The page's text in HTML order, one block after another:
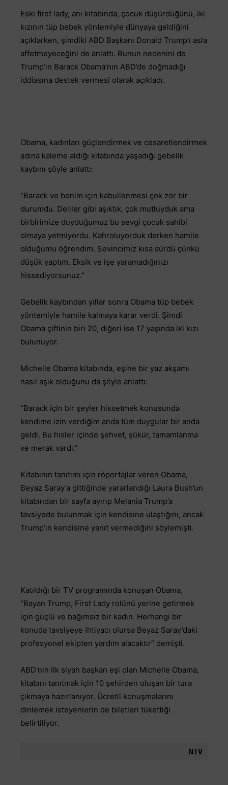
Eski first lady, anı kitabında, çocuk düşürdüğünü, iki
kızının tüp bebek yöntemiyle dünyaya geldiğini
açıklarken, şimdiki ABD Başkanı Donald Trump’ı asla
affetmeyeceğini de anlattı. Bunun nedenini de
Trump’ın Barack Obama’nın ABD’de doğmadığı
iddiasına destek vermesi olarak açıkladı.
Obama, kadınları güçlendirmek ve cesaretlendirmek
adına kaleme aldığı kitabında yaşadığı gebelik
kaybını şöyle anlattı:
“Barack ve benim için kabullenmesi çok zor bir
durumdu. Deliler gibi aşıktık, çok mutluyduk ama
birbirimize duyduğumuz bu sevgi çocuk sahibi
olmaya yetmiyordu. Kahroluyorduk derken hamile
olduğumu öğrendim. Sevincimiz kısa sürdü çünkü
düşük yaptım. Eksik ve işe yaramadığınızı
hissediyorsunuz.”
Gebelik kaybından yıllar sonra Obama tüp bebek
yöntemiyle hamile kalmaya karar verdi. Şimdi
Obama çiftinin biri 20, diğeri ise 17 yaşında iki kızı
bulunuyor.
Michelle Obama kitabında, eşine bir yaz akşamı
nasıl aşık olduğunu da şöyle anlattı:
“Barack için bir şeyler hissetmek konusunda
kendime izin verdiğim anda tüm duygular bir anda
geldi. Bu hisler içinde şehvet, şükür, tamamlanma
ve merak vardı.”
Kitabının tanıtımı için röportajlar veren Obama,
Beyaz Saray’a gittiğinde yararlandığı Laura Bush’un
kitabından bir sayfa ayırıp Melania Trump’a
tavsiyede bulunmak için kendisine ulaştığını, ancak
Trump’ın kendisine yanıt vermediğini söylemişti.
Katıldığı bir TV programında konuşan Obama,
“Bayan Trump, First Lady rolünü yerine getirmek
için güçlü ve bağımsız bir kadın. Herhangi bir
konuda tavsiyeye ihtiyacı olursa Beyaz Saray’daki
profesyonel ekipten yardım alacaktır” demişti.
ABD’nin ilk siyah başkan eşi olan Michelle Obama,
kitabını tanıtmak için 10 şehirden oluşan bir tura
çıkmaya hazırlanıyor. Ücretli konuşmalarını
dinlemek isteyenlerin de biletleri tükettiği
belirtiliyor.
NTV